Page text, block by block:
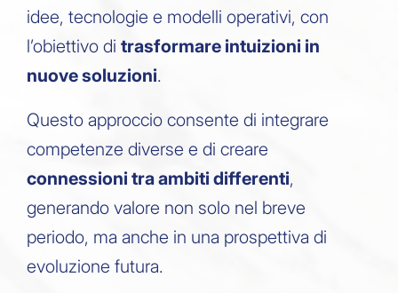
idee, tecnologie e modelli operativi, con
l’obiettivo di trasformare intuizioni in
nuove soluzioni.
Questo approccio consente di integrare
competenze diverse e di creare
connessioni tra ambiti differenti,
generando valore non solo nel breve
periodo, ma anche in una prospettiva di
evoluzione futura.